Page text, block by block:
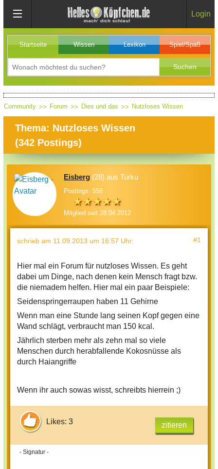
Login
Startseite Wissen Lexikon Spiel/Spaß
Community Forum Dies und das Nutzloses Wissen
Thema: Nutzloses Wissen
(342 Postings)
Eisberg (28) aus Turku
Postings: 558
Mitglied seit 28.04.2012
schrieb am 11.09.2013 um 16:57 Uhr: #1
Hier mal ein Forum für nutzloses Wissen. Es geht
dabei um Dinge, nach denen kein Mensch fragt bzw.
die niemadem helfen. Hier mal ein paar Beispiele:
Seidenspringerraupen haben 11 Gehirne
Wenn man eine Stunde lang seinen Kopf gegen eine
Wand schlägt, verbraucht man 150 kcal.
Jährlich sterben mehr als zehn mal so viele
Menschen durch herabfallende Kokosnüsse als
durch Haiangriffe
Wenn ihr auch sowas wisst, schreibts hierrein ;)
Likes: 3 zitieren
- Signatur -